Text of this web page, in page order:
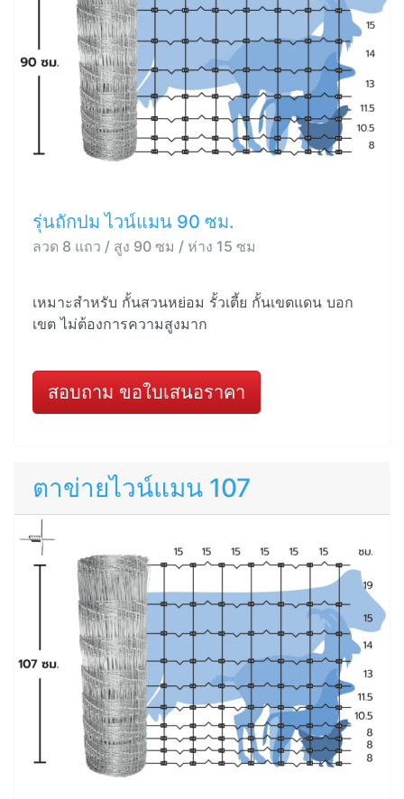
รุ่นถักปม ไวน์แมน 90 ซม.
ลวด 8 แถว / สูง 90 ซม / ห่าง 15 ซม
เหมาะสำหรับ กั้นสวนหย่อม รั้วเตี้ย กั้นเขตแดน บอก
เขต ไม่ต้องการความสูงมาก
สอบถาม ขอใบเสนอราคา
ตาข่ายไวน์แมน 107